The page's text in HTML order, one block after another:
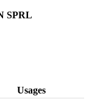
SPRL
Usages